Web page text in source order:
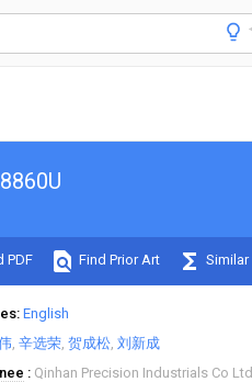
PDF Find Prior Art Similar
English
辛选荣 贺成松 刘新成
Qinhan Precision Industrials Co Ltd